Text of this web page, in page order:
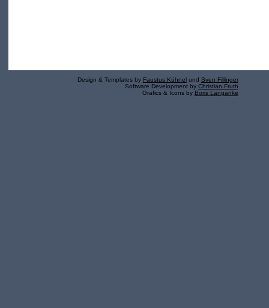
Design & Templates by Faustus Kühnel und Sven Fillinger
Software Development by Christian Fruth
Grafics & Icons by Boris Langanke